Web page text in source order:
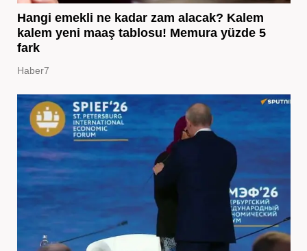
Hangi emekli ne kadar zam alacak? Kalem
kalem yeni maaş tablosu! Memura yüzde 5
fark
Haber7